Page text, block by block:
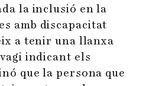
la inclusió en la
amb discapacitat
a tenir una llanxa
indicant els
que la persona que